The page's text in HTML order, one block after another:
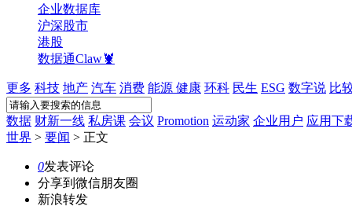
企业数据库
沪深股市
港股
数据通Claw🦞
更多 科技 地产 汽车 消费 能源 健康 环科 民生 ESG 数字说 比
数据 财新一线 私房课 会议 Promotion 运动家 企业用户 应用下
世界 > 要闻 > 正文
0发表评论
分享到微信朋友圈
新浪转发